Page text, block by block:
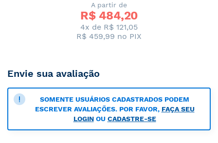
A partir de
R$ 484,20
4x de R$ 121,05
R$ 459,99 no PIX
Envie sua avaliação
SOMENTE USUÁRIOS CADASTRADOS PODEM
ESCREVER AVALIAÇÕES. POR FAVOR, FAÇA SEU
LOGINOU CADASTRE-SE